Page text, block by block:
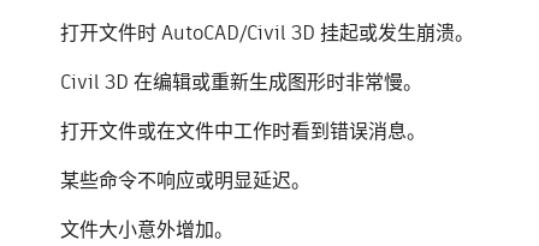
打开文件时 AutoCAD/Civil 3D 挂起或发生崩溃。
Civil 3D 在编辑或重新生成图形时非常慢。
打开文件或在文件中工作时看到错误消息。
某些命令不响应或明显延迟。
文件大小意外增加。